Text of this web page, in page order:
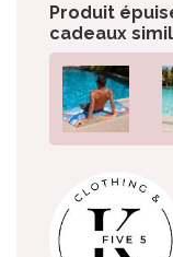
Produit
cadeaux